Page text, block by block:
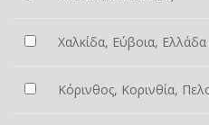
Χαλκίδα, Εύβοια, Ελλάδα
Κόρινθος, Κορινθία,